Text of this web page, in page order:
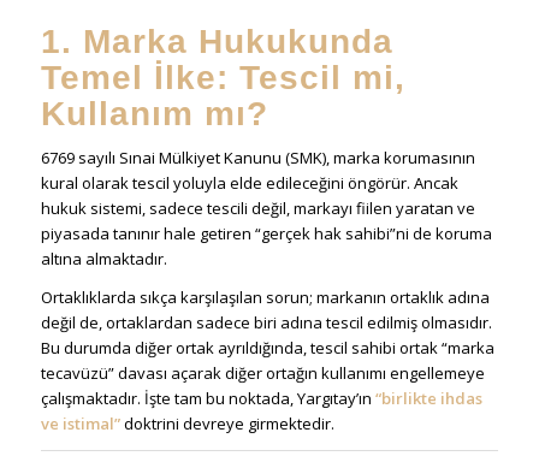
1. Marka Hukukunda
Temel İlke: Tescil mi,
Kullanım mı?
6769 sayılı Sınai Mülkiyet Kanunu (SMK), marka korumasının
kural olarak tescil yoluyla elde edileceğini öngörür. Ancak
hukuk sistemi, sadece tescili değil, markayı fiilen yaratan ve
piyasada tanınır hale getiren “gerçek hak sahibi”ni de koruma
altına almaktadır.
Ortaklıklarda sıkça karşılaşılan sorun; markanın ortaklık adına
değil de, ortaklardan sadece biri adına tescil edilmiş olmasıdır.
Bu durumda diğer ortak ayrıldığında, tescil sahibi ortak “marka
tecavüzü” davası açarak diğer ortağın kullanımı engellemeye
çalışmaktadır. İşte tam bu noktada, Yargıtay’ın “birlikte ihdas
ve istimal”doktrini devreye girmektedir.